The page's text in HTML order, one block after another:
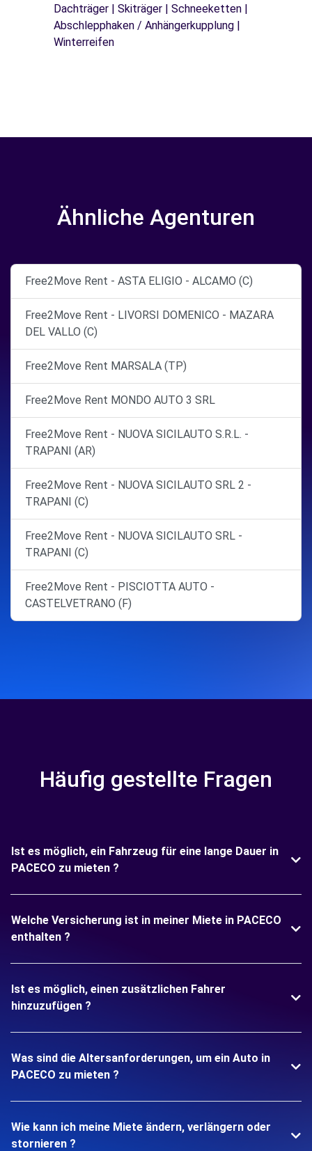
Dachträger | Skiträger | Schneeketten |
Abschlepphaken / Anhängerkupplung |
Winterreifen
Ähnliche Agenturen
Free2Move Rent - ASTA ELIGIO - ALCAMO (C)
Free2Move Rent - LIVORSI DOMENICO - MAZARA
DEL VALLO (C)
Free2Move Rent MARSALA (TP)
Free2Move Rent MONDO AUTO 3 SRL
Free2Move Rent - NUOVA SICILAUTO S.R.L. -
TRAPANI (AR)
Free2Move Rent - NUOVA SICILAUTO SRL 2 -
TRAPANI (C)
Free2Move Rent - NUOVA SICILAUTO SRL -
TRAPANI (C)
Free2Move Rent - PISCIOTTA AUTO -
CASTELVETRANO (F)
Häufig gestellte Fragen
Ist es möglich, ein Fahrzeug für eine lange Dauer in
PACECO zu mieten ?
Welche Versicherung ist in meiner Miete in PACECO
enthalten ?
Ist es möglich, einen zusätzlichen Fahrer
hinzuzufügen ?
Was sind die Altersanforderungen, um ein Auto in
PACECO zu mieten ?
Wie kann ich meine Miete ändern, verlängern oder
stornieren ?